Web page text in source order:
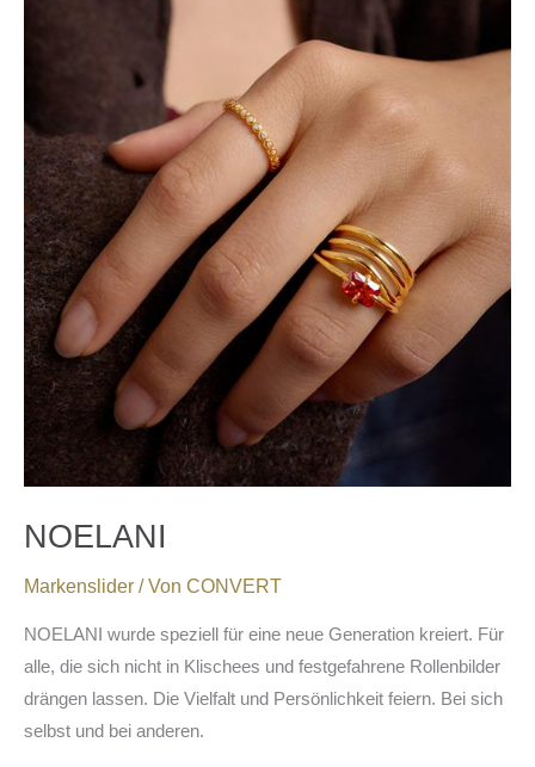
NOELANI
Markenslider / Von CONVERT
NOELANI wurde speziell für eine neue Generation kreiert. Für
alle, die sich nicht in Klischees und festgefahrene Rollenbilder
drängen lassen. Die Vielfalt und Persönlichkeit feiern. Bei sich
selbst und bei anderen.